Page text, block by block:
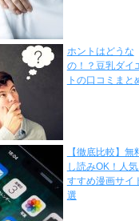
ホントはどうな
の！？豆乳ダイ
トの口コミまと
【徹底比較】無
し読みOK！人
すすめ漫画サイ
選